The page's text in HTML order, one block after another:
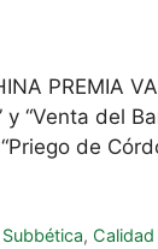
PREMIA
y “Venta del
de
,